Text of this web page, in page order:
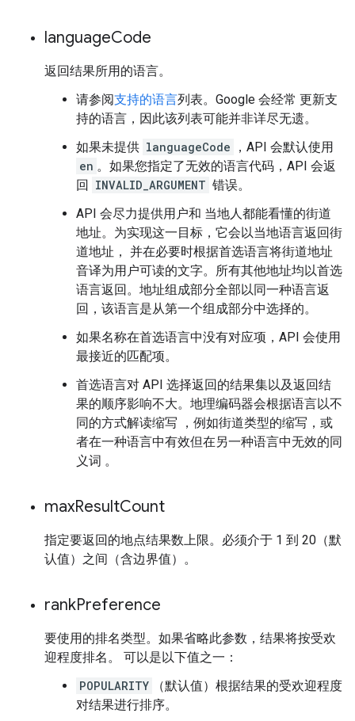
languageCode
返回结果所用的语言。
请参阅支持的语言列表。Google 会经常 更新支
持的语言，因此该列表可能并非详尽无遗。
如果未提供 languageCode
，API 会默认使用
en 。如果您指定了无效的语言代码，API 会返
回 INVALID_ARGUMENT 错误。
API 会尽力提供用户和 当地人都能看懂的街道
地址。为实现这一目标，它会以当地语言返回街
道地址， 并在必要时根据首选语言将街道地址
音译为用户可读的文字。所有其他地址均以首选
语言返回。地址组成部分全部以同一种语言返
回，该语言是从第一个组成部分中选择的。
如果名称在首选语言中没有对应项，API 会使用
最接近的匹配项。
首选语言对 API 选择返回的结果集以及返回结
果的顺序影响不大。地理编码器会根据语言以不
同的方式解读缩写 ，例如街道类型的缩写，或
者在一种语言中有效但在另一种语言中无效的同
义词 。
maxResultCount
指定要返回的地点结果数上限。必须介于 1 到 20（默
认值）之间（含边界值）。
rankPreference
要使用的排名类型。如果省略此参数，结果将按受欢
迎程度排名。 可以是以下值之一：
POPULARITY
（默认值）根据结果的受欢迎程度
对结果进行排序。